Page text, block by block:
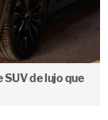
de lujo que